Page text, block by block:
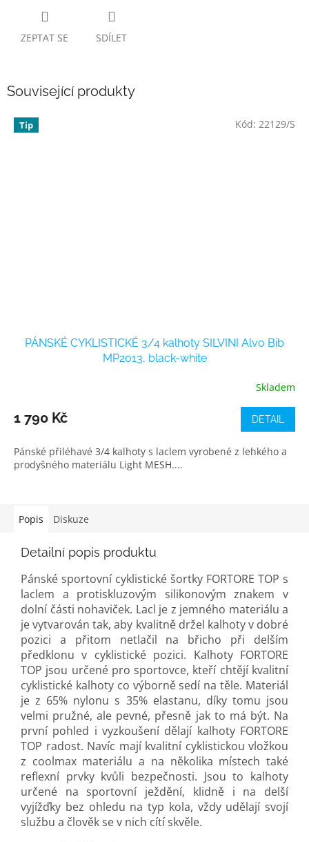
ZEPTAT SE SDÍLET
Související produkty
Tip
PÁNSKÉ CYKLISTICKÉ 3/4 kalhoty SILVINI Alvo Bib
MP2013, black-white
Skladem
1 790 Kč DETAIL
Pánské přiléhavé 3/4 kalhoty s laclem vyrobené z lehkého a
prodyšného materiálu Light MESH....
Kód: 22129/S
Popis Diskuze
Detailní popis produktu
Pánské sportovní cyklistické šortky FORTORE TOP s
laclem a protiskluzovým silikonovým znakem v
dolní části nohaviček. Lacl je z jemného materiálu a
je vytvarován tak, aby kvalitně držel kalhoty v dobré
pozici a přitom netlačil na břicho při delším
předklonu v cyklistické pozici. Kalhoty FORTORE
TOP jsou určené pro sportovce, kteří chtějí kvalitní
cyklistické kalhoty co výborně sedí na těle. Materiál
je z 65% nylonu s 35% elastanu, díky tomu jsou
velmi pružné, ale pevné, přesně jak to má být. Na
první pohled i vyzkoušení dělají kalhoty FORTORE
TOP radost. Navíc mají kvalitní cyklistickou vložkou
z coolmax materiálu a na několika místech také
reflexní prvky kvůli bezpečnosti. Jsou to kalhoty
určené na sportovní ježdění, klidně i na delší
vyjížďky bez ohledu na typ kola, vždy udělají svojí
službu a člověk se v nich cítí skvěle.